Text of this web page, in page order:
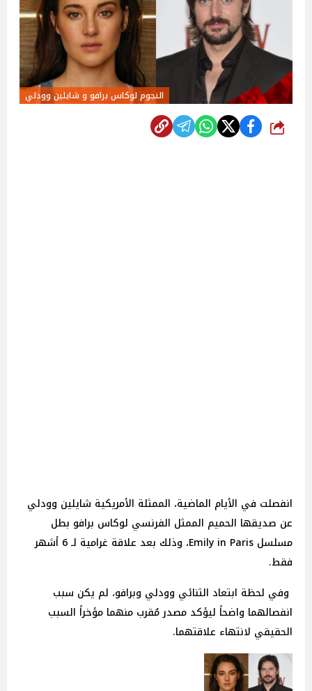
النجوم لوكاس برافو و شايلين وودلي
شارك
انفصلت في الأيام الماضية، الممثلة الأمريكية شايلين وودلي
عن صديقها الحميم الممثل الفرنسي لوكاس برافو بطل
مسلسل Emily in Paris، وذلك بعد علاقة غرامية لـ 6 أشهر
فقط.
وفي لحظة ابتعاد الثنائي وودلي وبرافو، لم يكن سبب
انفصالهما واضحاً ليؤكد مصدر مُقرب منهما مؤخراً السبب
الحقيقي لانتهاء علاقتهما.